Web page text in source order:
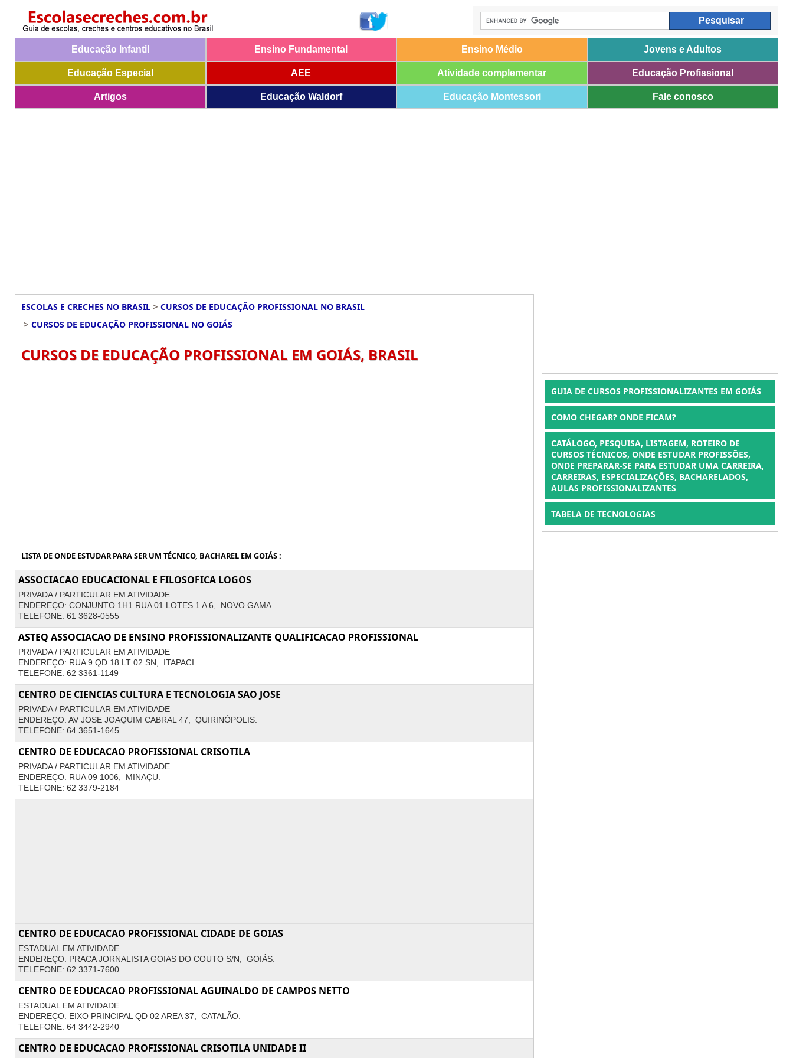
Educação Infantil Ensino Fundamental Ensino Médio Jovens e Adultos
Educação Especial AEE Atividade complementar Educação Profissional
Artigos Educação Waldorf Educação Montessori Fale conosco
ESCOLAS E CRECHES NO BRASIL > CURSOS DE EDUCAÇÃO PROFISSIONAL NO BRASIL
> CURSOS DE EDUCAÇÃO PROFISSIONAL NO GOIÁS
CURSOS DE EDUCAÇÃO PROFISSIONAL EM GOIÁS, BRASIL
LISTA DE ONDE ESTUDAR PARA SER UM TÉCNICO, BACHAREL EM GOIÁS :
ASSOCIACAO EDUCACIONAL E FILOSOFICA LOGOS
PRIVADA / PARTICULAR EM ATIVIDADE
ENDEREÇO: CONJUNTO 1H1 RUA 01 LOTES 1 A 6, NOVO GAMA.
TELEFONE: 61 3628-0555
ASTEQ ASSOCIACAO DE ENSINO PROFISSIONALIZANTE QUALIFICACAO PROFISSIONAL
PRIVADA / PARTICULAR EM ATIVIDADE
ENDEREÇO: RUA 9 QD 18 LT 02 SN, ITAPACI.
TELEFONE: 62 3361-1149
CENTRO DE CIENCIAS CULTURA E TECNOLOGIA SAO JOSE
PRIVADA / PARTICULAR EM ATIVIDADE
ENDEREÇO: AV JOSE JOAQUIM CABRAL 47, QUIRINÓPOLIS.
TELEFONE: 64 3651-1645
CENTRO DE EDUCACAO PROFISSIONAL CRISOTILA
PRIVADA / PARTICULAR EM ATIVIDADE
ENDEREÇO: RUA 09 1006, MINAÇU.
TELEFONE: 62 3379-2184
CENTRO DE EDUCACAO PROFISSIONAL CIDADE DE GOIAS
ESTADUAL EM ATIVIDADE
ENDEREÇO: PRACA JORNALISTA GOIAS DO COUTO S/N, GOIÁS.
TELEFONE: 62 3371-7600
CENTRO DE EDUCACAO PROFISSIONAL AGUINALDO DE CAMPOS NETTO
ESTADUAL EM ATIVIDADE
ENDEREÇO: EIXO PRINCIPAL QD 02 AREA 37, CATALÃO.
TELEFONE: 64 3442-2940
CENTRO DE EDUCACAO PROFISSIONAL CRISOTILA UNIDADE II
GUIA DE CURSOS PROFISSIONALIZANTES EM GOIÁS
COMO CHEGAR? ONDE FICAM?
CATÁLOGO, PESQUISA, LISTAGEM, ROTEIRO DE
CURSOS TÉCNICOS, ONDE ESTUDAR PROFISSÕES,
ONDE PREPARAR-SE PARA ESTUDAR UMA CARREIRA,
CARREIRAS, ESPECIALIZAÇÕES, BACHARELADOS,
AULAS PROFISSIONALIZANTES
TABELA DE TECNOLOGIAS